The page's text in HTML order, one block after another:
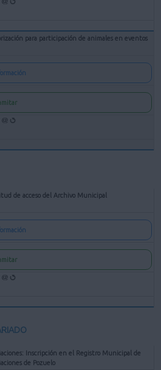
para participación de animales en eventos
de acceso del Archivo Municipal
Inscripción en el Registro Municipal de
de Pozuelo